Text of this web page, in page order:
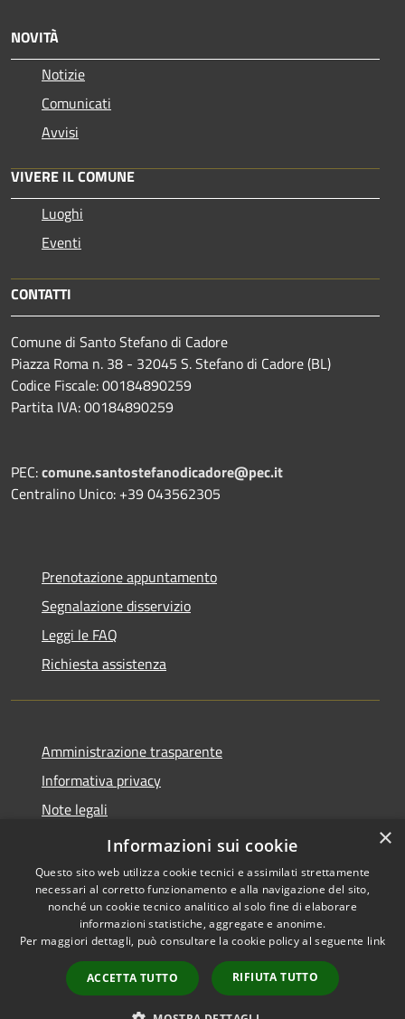
NOVITÀ
Notizie
Comunicati
Avvisi
VIVERE IL COMUNE
Luoghi
Eventi
CONTATTI
Comune di Santo Stefano di Cadore
Piazza Roma n. 38 - 32045 S. Stefano di Cadore (BL)
Codice Fiscale: 00184890259
Partita IVA: 00184890259
PEC:comune.santostefanodicadore@pec.it
Centralino Unico: +39 043562305
Prenotazione appuntamento
Segnalazione disservizio
Leggi le FAQ
Richiesta assistenza
Amministrazione trasparente
Informativa privacy
Note legali
Dichiarazione di accessibilità
Accessibilità
Copyright © 2026 • Comune di
Santo Stefano di Cadore •
Powered byMunicipium
Accesso redazione
×
Informazioni sui cookie
Questo sito web utilizza cookie tecnici e assimilati strettamente
necessari al corretto funzionamento e alla navigazione del sito,
nonché un cookie tecnico analitico al solo fine di elaborare
informazioni statistiche, aggregate e anonime.
Per maggiori dettagli, può consultare la cookie policy al seguente link
ACCETTA TUTTO RIFIUTA TUTTO